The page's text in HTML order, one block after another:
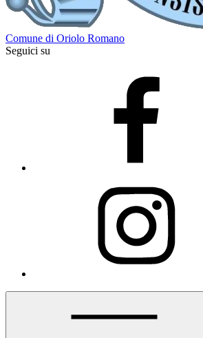
Comune di Oriolo Romano
Seguici su